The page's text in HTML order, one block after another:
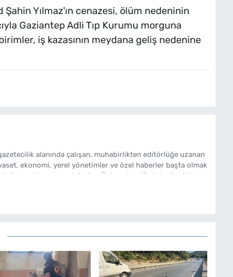
Şahin Yılmaz'ın cenazesi, ölüm nedeninin
Gaziantep Adli Tıp Kurumu morguna
iş kazasının meydana geliş nedenine
alanında çalışan, muhabirlikten editörlüğe uzanan
ekonomi, yerel yönetimler ve özel haberler başta olmak
üreten bir gazetecidir. Ege Üniversitesi İletişim Fakültesi